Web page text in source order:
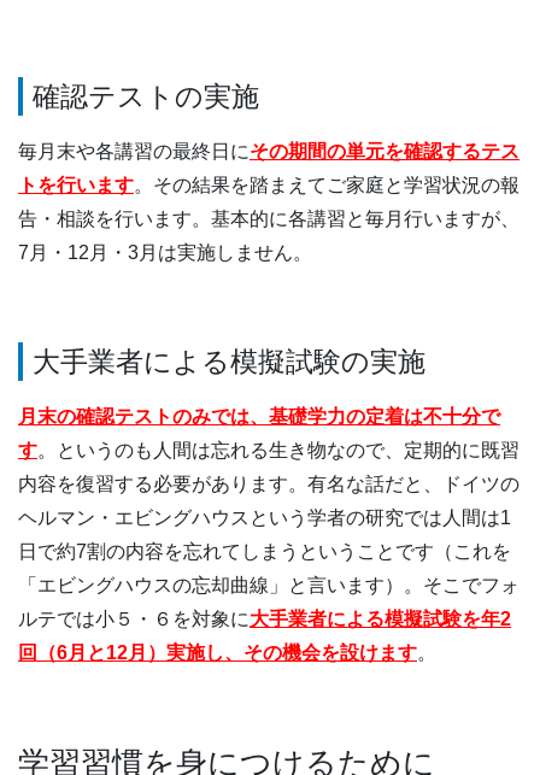
確認テストの実施
毎月末や各講習の最終日にその期間の単元を確認するテス
トを行います。その結果を踏まえてご家庭と学習状況の報
告・相談を行います。基本的に各講習と毎月行いますが、
7月・12月・3月は実施しません。
大手業者による模擬試験の実施
月末の確認テストのみでは、基礎学力の定着は不十分で
す。というのも人間は忘れる生き物なので、定期的に既習
内容を復習する必要があります。有名な話だと、ドイツの
ヘルマン・エビングハウスという学者の研究では人間は1
日で約7割の内容を忘れてしまうということです（これを
「エビングハウスの忘却曲線」と言います）。そこでフォ
ルテでは小５・６を対象に大手業者による模擬試験を年2
回（6月と12月）実施し、その機会を設けます。
学習習慣を身につけるために